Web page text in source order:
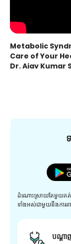
Metabolic
Care of Your
Dr. Ajay Kumar
ដំណោះស្រាយតែមួយគត់ដែ
ទាំងអស់ជាមួយនឹងការ
បណ្តា